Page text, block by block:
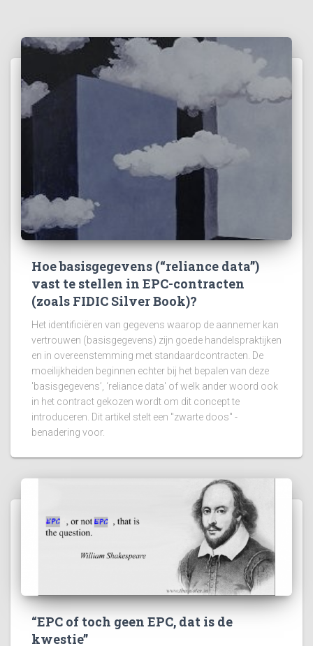
Hoe basisgegevens (“reliance data”)
vast te stellen in EPC-contracten
(zoals FIDIC Silver Book)?
Het identificiëren van gegevens waarop de aannemer kan
vertrouwen (basisgegevens) zijn goede handelspraktijken
en in overeenstemming met standaardcontracten. De
moeilijkheiden beginnen echter bij het bepalen van deze
'basisgegevens’, ‘reliance data' of welk ander woord ook
in het contract gekozen wordt om dit concept te
introduceren. Dit artikel stelt een "zwarte doos" -
benadering voor.
“EPC of toch geen EPC, dat is de
kwestie”